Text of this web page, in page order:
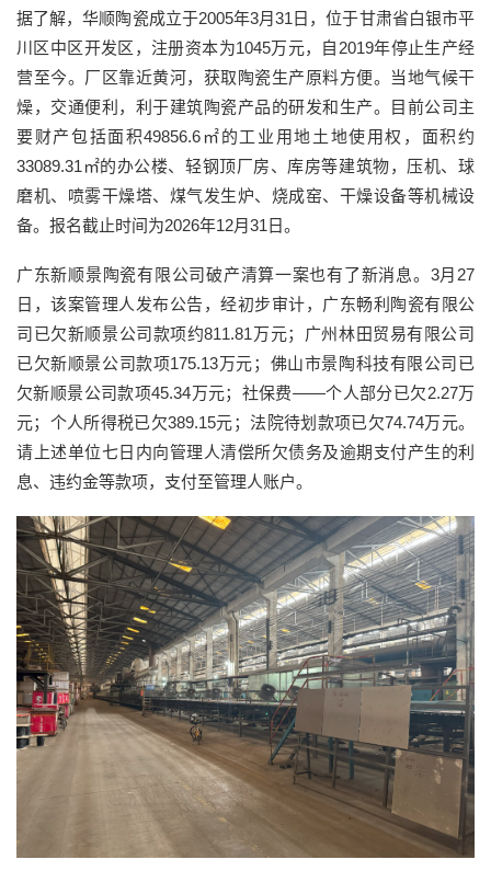
据了解，华顺陶瓷成立于2005年3月31日，位于甘肃省白银市平
川区中区开发区，注册资本为1045万元，自2019年停止生产经
营至今。厂区靠近黄河，获取陶瓷生产原料方便。当地气候干
燥，交通便利，利于建筑陶瓷产品的研发和生产。目前公司主
要财产包括面积49856.6㎡的工业用地土地使用权，面积约
33089.31㎡的办公楼、轻钢顶厂房、库房等建筑物，压机、球
磨机、喷雾干燥塔、煤气发生炉、烧成窑、干燥设备等机械设
备。报名截止时间为2026年12月31日。
广东新顺景陶瓷有限公司破产清算一案也有了新消息。3月27
日，该案管理人发布公告，经初步审计，广东畅利陶瓷有限公
司已欠新顺景公司款项约811.81万元；广州林田贸易有限公司
已欠新顺景公司款项175.13万元；佛山市景陶科技有限公司已
欠新顺景公司款项45.34万元；社保费——个人部分已欠2.27万
元；个人所得税已欠389.15元；法院待划款项已欠74.74万元。
请上述单位七日内向管理人清偿所欠债务及逾期支付产生的利
息、违约金等款项，支付至管理人账户。